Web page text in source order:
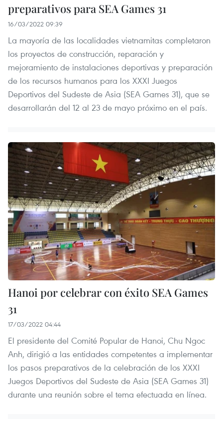
preparativos para SEA Games 31
16/03/2022 09:39
La mayoría de las localidades vietnamitas completaron
los proyectos de construcción, reparación y
mejoramiento de instalaciones deportivas y preparación
de los recursos humanos para los XXXI Juegos
Deportivos del Sudeste de Asia (SEA Games 31), que se
desarrollarán del 12 al 23 de mayo próximo en el país.
Hanoi por celebrar con éxito SEA Games
31
17/03/2022 04:44
El presidente del Comité Popular de Hanoi, Chu Ngoc
Anh, dirigió a las entidades competentes a implementar
los pasos preparativos de la celebración de los XXXI
Juegos Deportivos del Sudeste de Asia (SEA Games 31)
durante una reunión sobre el tema efectuada en línea.